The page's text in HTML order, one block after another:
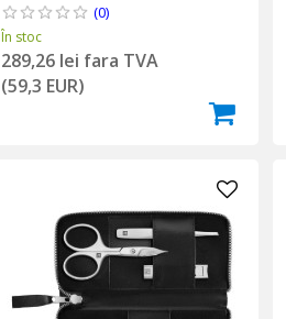
(0)
În stoc
289,26 lei fara TVA
(59,3 EUR)